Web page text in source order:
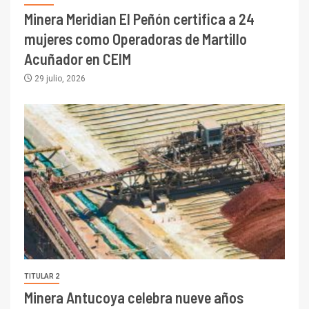
Minera Meridian El Peñón certifica a 24
mujeres como Operadoras de Martillo
Acuñador en CEIM
29 julio, 2026
TITULAR 2
Minera Antucoya celebra nueve años